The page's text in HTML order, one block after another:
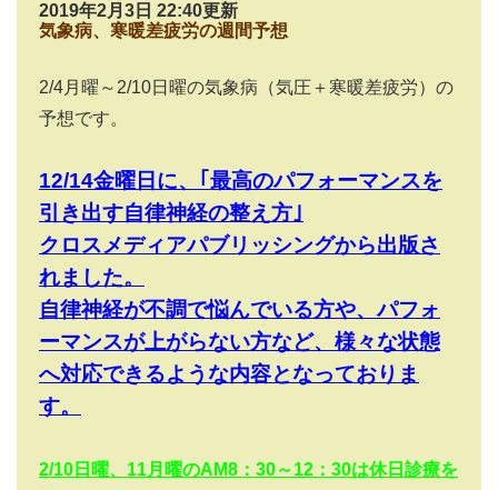
2019年2月3日 22:40更新
気象病、寒暖差疲労の週間予想
2/4月曜～2/10日曜の気象病（気圧＋寒暖差疲労）の
予想です。
12/14金曜日に、｢最高のパフォーマンスを
引き出す自律神経の整え方｣
クロスメディアパブリッシングから出版さ
れました。
自律神経が不調で悩んでいる方や、パフォ
ーマンスが上がらない方など、様々な状態
へ対応できるような内容となっておりま
す。
2/10日曜、11月曜のAM8：30～12：30は休日診療を